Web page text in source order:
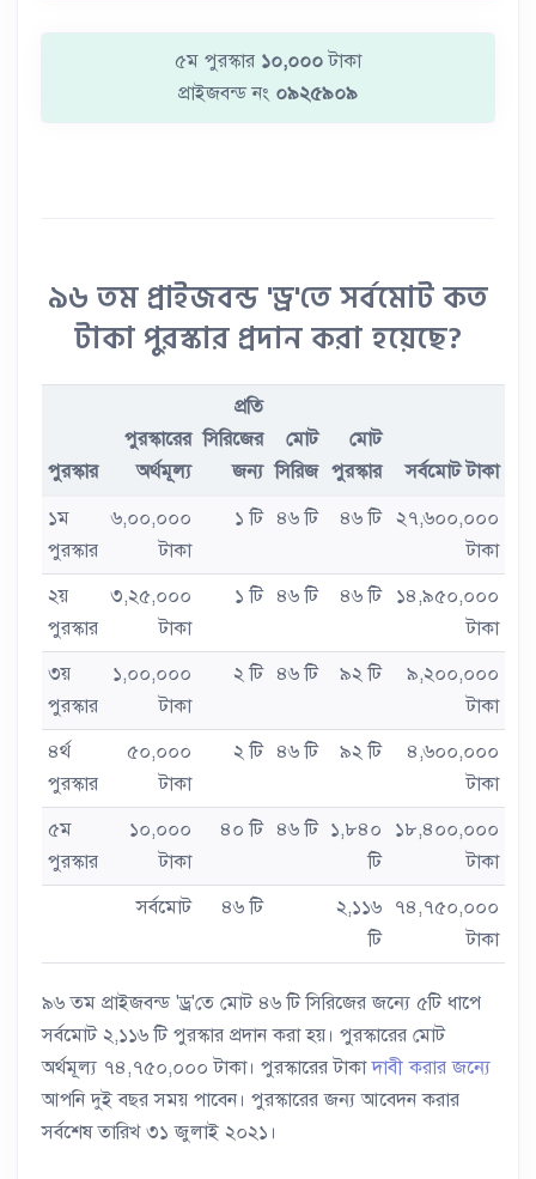
৫ম পুরস্কার ১০,০০০ টাকা
প্রাইজবন্ড নং ০৯২৫৯০৯
৯৬ তম প্রাইজবন্ড 'ড্র'তে সর্বমোট কত
টাকা পুরস্কার প্রদান করা হয়েছে?
পুরস্কার
পুরস্কারের
অর্থমূল্য
প্রতি
সিরিজের
জন্য
মোট
সিরিজ
মোট
পুরস্কার
সর্বমোট টাকা
১ম
পুরস্কার
৬,০০,০০০
টাকা
১ টি ৪৬ টি ৪৬ টি ২৭,৬০০,০০০
টাকা
২য়
পুরস্কার
৩,২৫,০০০
টাকা
১ টি ৪৬ টি ৪৬ টি
১৪,৯৫০,০০০
টাকা
৩য়
পুরস্কার
১,০০,০০০
টাকা
২ টি ৪৬ টি ৯২ টি
৯,২০০,০০০
টাকা
৪র্থ
পুরস্কার
৫০,০০০
টাকা
২ টি ৪৬ টি ৯২ টি
৪,৬০০,০০০
টাকা
৫ম
পুরস্কার
১০,০০০
টাকা
৪০ টি ৪৬ টি ১,৮৪০
টি
১৮,৪০০,০০০
টাকা
সর্বমোট
৪৬ টি
২,১১৬
টি
৭৪,৭৫০,০০০
টাকা
৯৬ তম প্রাইজবন্ড 'ড্র'তে মোট ৪৬ টি সিরিজের জন্যে ৫টি ধাপে
সর্বমোট ২,১১৬ টি পুরস্কার প্রদান করা হয়। পুরস্কারের মোট
অর্থমূল্য ৭৪,৭৫০,০০০ টাকা। পুরস্কারের টাকাদাবী করার জন্যে
আপনি দুই বছর সময় পাবেন। পুরস্কারের জন্য আবেদন করার
সর্বশেষ তারিখ ৩১ জুলাই ২০২১।